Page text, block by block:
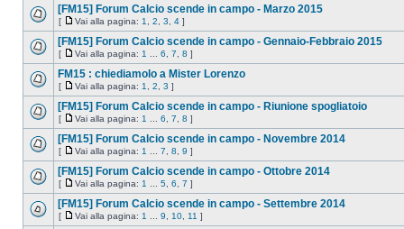
[FM15] Forum Calcio scende in campo - Marzo 2015
[ Vai alla pagina: 1 2 3 4 ]
[FM15] Forum Calcio scende in campo - Gennaio-Febbraio 2015
[ Vai alla pagina: 1 6 7 8 ]
FM15 : chiediamolo a Mister Lorenzo
[ Vai alla pagina: 1 2 3 ]
[FM15] Forum Calcio scende in campo - Riunione spogliatoio
[ Vai alla pagina: 1 6 7 8 ]
[FM15] Forum Calcio scende in campo - Novembre 2014
[ Vai alla pagina: 1 7 8 9 ]
[FM15] Forum Calcio scende in campo - Ottobre 2014
[ Vai alla pagina: 1 5 6 7 ]
[FM15] Forum Calcio scende in campo - Settembre 2014
[ Vai alla pagina: 1 9 10 11 ]